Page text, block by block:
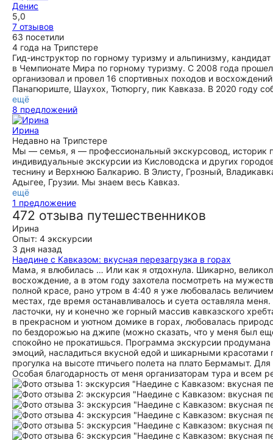
Денис
5,0
7 отзывов
63 посетили
4 года на Трипстере
Гид-инструктор по горному туризму и альпинизму,
в Чемпионате Мира по горному туризму. С 2008 года
организовал и провел 16 спортивных походов и
Панагюриште, Шаухох, Тютюргу, пик Кавказа. В 2020 году
ещё
8 предложений
Ирина
Недавно на Трипстере
Мы — семья, я — профессиональный экскурсовод,
индивидуальные экскурсии из Кисловодска и других
теснину и Верхнюю Балкарию. В Элисту, Грозный,
Адыгее, Грузии. Мы знаем весь Кавказ.
ещё
1 предложение
472 отзыва путешественников
Ирина
Опыт: 4 экскурсии
3 дня назад
Наедине с Кавказом: вкусная перезагрузка в горах
Мама, я влюбилась … Или как я отдохнула. Шикарно,
восхождение, а в этом году захотела посмотреть на
полной красе, рано утром в 4:40 я уже любовалась
местах, где время останавливалось и суета оставляла
ласточки, ну и конечно же горный массив кавказского
в прекрасном и уютном домике в горах, любовалась
по бездорожью на джипе (можно сказать, что у меня был
спокойно не прокатишься. Программа экскурсии
эмоций, насладиться вкусной едой и шикарными
прогулка на высоте птичьего полета на плато Бермамыт.
Особая благодарность от меня организаторам тура и всем